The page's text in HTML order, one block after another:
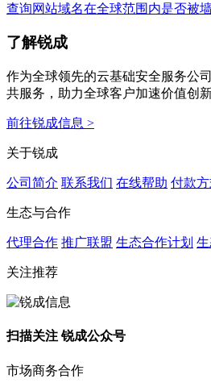
查询网站域名在全球范围内是否被
了解锐成
作为全球领先的云基础安全服务公
共服务，助力全球客户加速价值创新
前往锐成信息 >
关于锐成
公司简介 联系我们 在线帮助 付款
生态与合作
代理合作 推广联盟 生态合作计划
关注推荐
扫描关注 锐成公众号
市场商务合作